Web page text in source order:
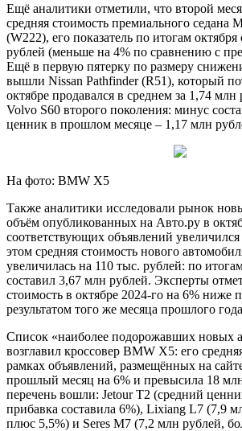
Ещё аналитики отметили, что второй
средняя стоимость премиального седана
(W222), его показатель по итогам октября
рублей (меньше на 4% по сравнению с
Ещё в первую пятерку по размеру
вышли Nissan Pathfinder (R51), который
октябре продавался в среднем за 1,74 млн
Volvo S60 второго поколения: минус
ценник в прошлом месяце – 1,17 млн
На фото: BMW X5
Также аналитики исследовали рынок
объём опубликованных на Авто.ру в
соответствующих объявлений
этом средняя стоимость нового
увеличилась на 110 тыс. рублей: по
составил 3,67 млн рублей. Эксперты
стоимость в октябре 2024-го на 6% ниже
результатом того же месяца прошлого
Список «наиболее подорожавших новых
возглавил кроссовер BMW X5: его
рамках объявлений, размещённых на
прошлый месяц на 6% и превысила 18
перечень вошли: Jetour T2 (средний
прибавка составила 6%), Lixiang L7 (7,9
плюс 5,5%) и Seres M7 (7,2 млн рублей,